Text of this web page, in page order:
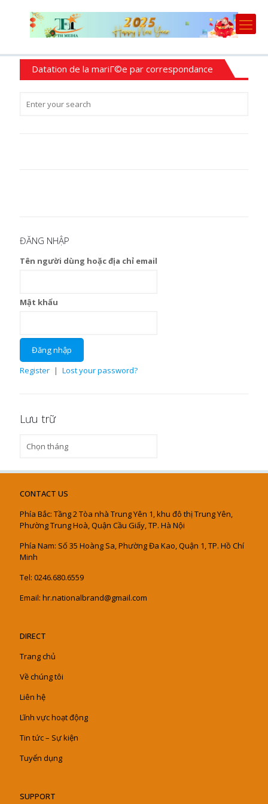
Datation de la mariГ©e par correspondance
ĐĂNG NHẬP
Tên người dùng hoặc địa chỉ email
Mật khẩu
Register | Lost your password?
Lưu trữ
trữ
CONTACT US
Phía Bắc: Tầng 2 Tòa nhà Trung Yên 1, khu đô thị Trung Yên,
Phường Trung Hoà, Quận Cầu Giấy, TP. Hà Nội
Phía Nam: Số 35 Hoàng Sa, Phường Đa Kao, Quận 1, TP. Hồ Chí
Minh
Tel: 0246.680.6559
Email: hr.nationalbrand@gmail.com
DIRECT
Trang chủ
Về chúng tôi
Liên hệ
Lĩnh vực hoạt động
Tin tức – Sự kiện
Tuyển dụng
SUPPORT